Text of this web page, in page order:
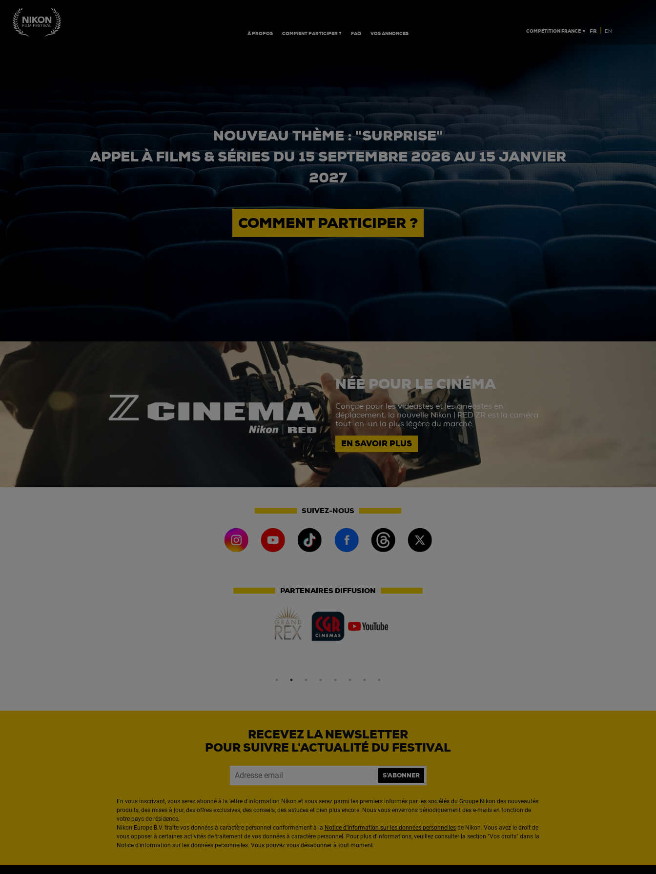
À PROPOS COMMENT PARTICIPER ? FAQ VOS ANNONCES COMPÉTITION FRANCE ▼ FR | EN
NOUVEAU THÈME : "SURPRISE"
APPEL À FILMS & SÉRIES DU 15 SEPTEMBRE 2026 AU 15 JANVIER
2027
COMMENT PARTICIPER ?
NÉE POUR LE CINÉMA
Conçue pour les vidéastes et les cinéastes en
déplacement, la nouvelle Nikon | RED ZR est la caméra
tout-en-un la plus légère du marché.
EN SAVOIR PLUS
SUIVEZ-NOUS
PARTENAIRES DIFFUSION
RECEVEZ LA NEWSLETTER
POUR SUIVRE L'ACTUALITÉ DU FESTIVAL
S'ABONNER
En vous inscrivant, vous serez abonné à la lettre d'information Nikon et vous serez parmi les premiers informés par les sociétés du Groupe Nikon des nouveautés
produits, des mises à jour, des offres exclusives, des conseils, des astuces et bien plus encore. Nous vous enverrons périodiquement des e-mails en fonction de
votre pays de résidence.
Nikon Europe B.V. traite vos données à caractère personnel conformément à la Notice d'information sur les données personnelles de Nikon. Vous avez le droit de
vous opposer à certaines activités de traitement de vos données à caractère personnel. Pour plus d'informations, veuillez consulter la section "Vos droits" dans la
Notice d'information sur les données personnelles. Vous pouvez vous désabonner à tout moment.